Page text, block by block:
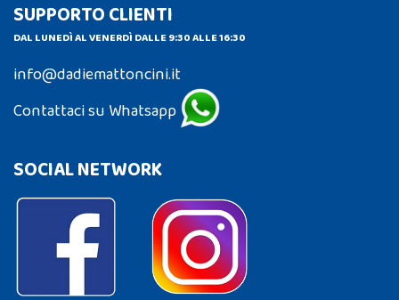
SUPPORTO CLIENTI
DAL LUNEDÌ AL VENERDÌ DALLE 9:30 ALLE 16:30
info@dadiemattoncini.it
Contattaci su Whatsapp
SOCIAL NETWORK